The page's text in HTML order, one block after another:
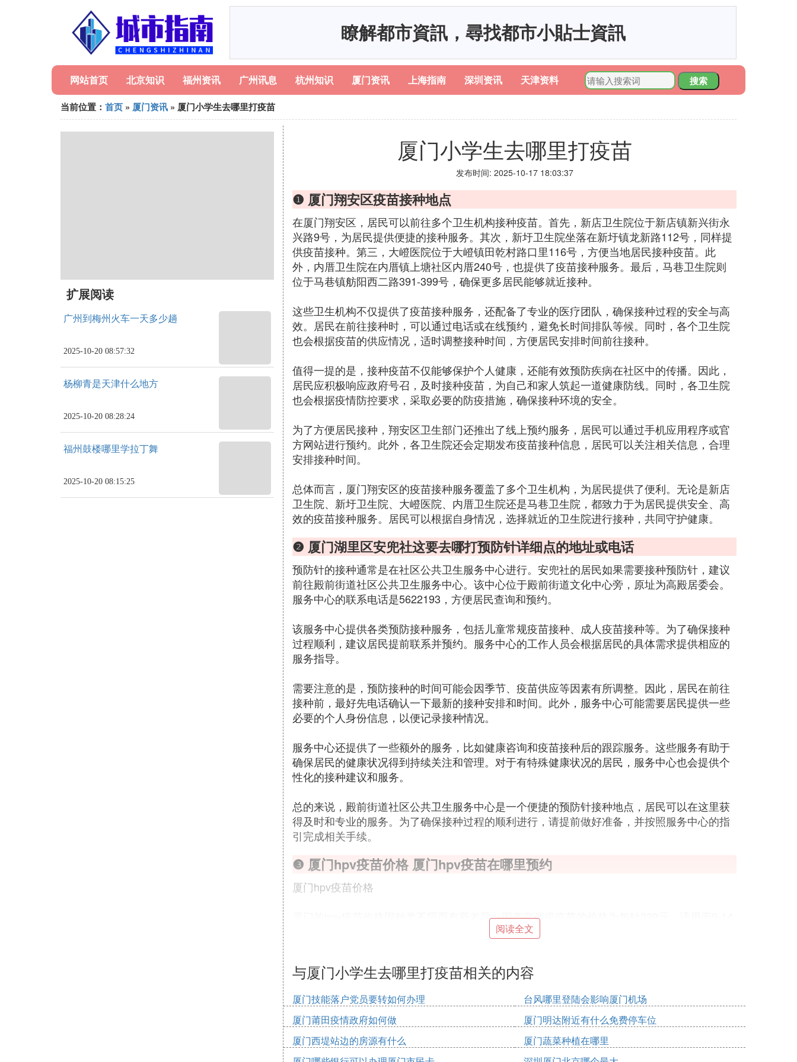
瞭解都市資訊，尋找都市小貼士資訊
网站首页 北京知识 福州资讯 广州讯息 杭州知识 厦门资讯 上海指南 深圳资讯 天津资料
搜索
当前位置： 首页 » 厦门资讯 » 厦门小学生去哪里打疫苗
扩展阅读
广州到梅州火车一天多少趟
2025-10-20 08:57:32
杨柳青是天津什么地方
2025-10-20 08:28:24
福州鼓楼哪里学拉丁舞
2025-10-20 08:15:25
厦门小学生去哪里打疫苗
发布时间: 2025-10-17 18:03:37
❶ 厦门翔安区疫苗接种地点
在厦门翔安区，居民可以前往多个卫生机构接种疫苗。首先，新店卫生院位于新店镇新兴街永
兴路9号，为居民提供便捷的接种服务。其次，新圩卫生院坐落在新圩镇龙新路112号，同样提
供疫苗接种。第三，大嶝医院位于大嶝镇田乾村路口里116号，方便当地居民接种疫苗。此
外，内厝卫生院在内厝镇上塘社区内厝240号，也提供了疫苗接种服务。最后，马巷卫生院则
位于马巷镇舫阳西二路391-399号，确保更多居民能够就近接种。
这些卫生机构不仅提供了疫苗接种服务，还配备了专业的医疗团队，确保接种过程的安全与高
效。居民在前往接种时，可以通过电话或在线预约，避免长时间排队等候。同时，各个卫生院
也会根据疫苗的供应情况，适时调整接种时间，方便居民安排时间前往接种。
值得一提的是，接种疫苗不仅能够保护个人健康，还能有效预防疾病在社区中的传播。因此，
居民应积极响应政府号召，及时接种疫苗，为自己和家人筑起一道健康防线。同时，各卫生院
也会根据疫情防控要求，采取必要的防疫措施，确保接种环境的安全。
为了方便居民接种，翔安区卫生部门还推出了线上预约服务，居民可以通过手机应用程序或官
方网站进行预约。此外，各卫生院还会定期发布疫苗接种信息，居民可以关注相关信息，合理
安排接种时间。
总体而言，厦门翔安区的疫苗接种服务覆盖了多个卫生机构，为居民提供了便利。无论是新店
卫生院、新圩卫生院、大嶝医院、内厝卫生院还是马巷卫生院，都致力于为居民提供安全、高
效的疫苗接种服务。居民可以根据自身情况，选择就近的卫生院进行接种，共同守护健康。
❷ 厦门湖里区安兜社这要去哪打预防针详细点的地址或电话
预防针的接种通常是在社区公共卫生服务中心进行。安兜社的居民如果需要接种预防针，建议
前往殿前街道社区公共卫生服务中心。该中心位于殿前街道文化中心旁，原址为高殿居委会。
服务中心的联系电话是5622193，方便居民查询和预约。
该服务中心提供各类预防接种服务，包括儿童常规疫苗接种、成人疫苗接种等。为了确保接种
过程顺利，建议居民提前联系并预约。服务中心的工作人员会根据居民的具体需求提供相应的
服务指导。
需要注意的是，预防接种的时间可能会因季节、疫苗供应等因素有所调整。因此，居民在前往
接种前，最好先电话确认一下最新的接种安排和时间。此外，服务中心可能需要居民提供一些
必要的个人身份信息，以便记录接种情况。
服务中心还提供了一些额外的服务，比如健康咨询和疫苗接种后的跟踪服务。这些服务有助于
确保居民的健康状况得到持续关注和管理。对于有特殊健康状况的居民，服务中心也会提供个
性化的接种建议和服务。
总的来说，殿前街道社区公共卫生服务中心是一个便捷的预防针接种地点，居民可以在这里获
得及时和专业的服务。为了确保接种过程的顺利进行，请提前做好准备，并按照服务中心的指
引完成相关手续。
❸ 厦门hpv疫苗价格 厦门hpv疫苗在哪里预约
厦门hpv疫苗价格
厦门的hpv疫苗价格因种类不同而有所差异。国产宫颈癌疫苗的价格为每针329元，适用于9-14
务费。
四价hpv疫苗的费用为2469元/3针，二价hpv疫苗则为1815元/3针。
值得注意的是，接种费用是一次性支付的，但在接种第一针后，后续两针的接种通常会提前安
排好。
阅读全文
与厦门小学生去哪里打疫苗相关的内容
厦门技能落户党员要转如何办理
台风哪里登陆会影响厦门机场
厦门莆田疫情政府如何做
厦门明达附近有什么免费停车位
厦门西堤站边的房源有什么
厦门蔬菜种植在哪里